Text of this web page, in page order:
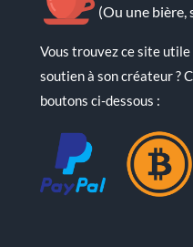
(Ou une bière,
Vous trouvez ce site
soutien à son créateur ?
boutons ci-dessous :